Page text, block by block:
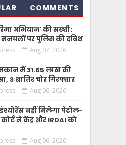
COMMENTS
अभियान' की सख्ती:
पर पुलिस की दबिश
Aug 07, 2026
में 31.65 लाख की
3 शातिर चोर गिरफ्तार
Aug 06, 2026
इंश्योरेंस नहीं मिलेगा पेट्रोल-
ने केंद्र और IRDAI को
Aug 06, 2026